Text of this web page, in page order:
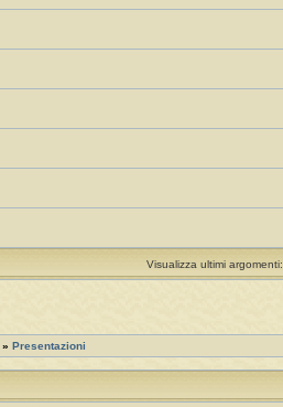
Visualizza ultimi argomenti:
» Presentazioni